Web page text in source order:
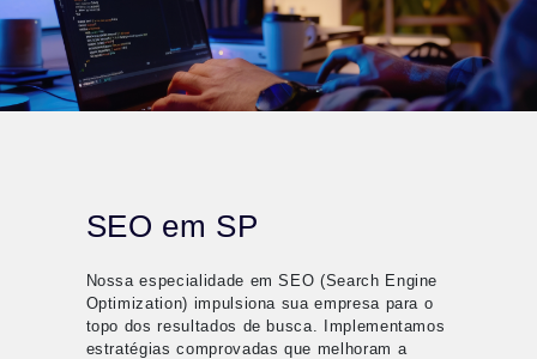
SEO em SP
Nossa especialidade em SEO (Search Engine
Optimization) impulsiona sua empresa para o
topo dos resultados de busca. Implementamos
estratégias comprovadas que melhoram a